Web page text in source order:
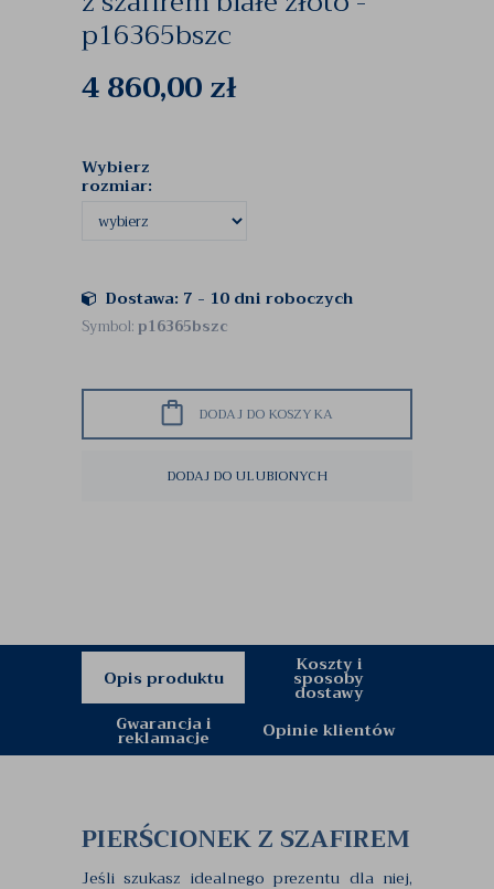
p16365bszc
4 860,00zł
Wybierz
rozmiar:
Dostawa: 7 - 10 dni roboczych
Symbol:p16365bszc
DODAJ DO KOSZYKA
DODAJ DO ULUBIONYCH
Opis produktu
Koszty i
sposoby
dostawy
Gwarancja i
reklamacje Opinie klientów
PIERŚCIONEK Z SZAFIREM
Jeśli szukasz idealnego prezentu dla niej,